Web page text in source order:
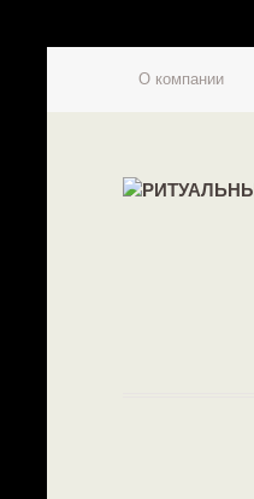
О компании